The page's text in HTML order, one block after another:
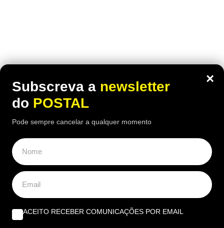
Seguir
×
Subscreva a newsletter
do POSTAL
Pode sempre cancelar a qualquer momento
ACEITO RECEBER COMUNICAÇÕES POR EMAIL